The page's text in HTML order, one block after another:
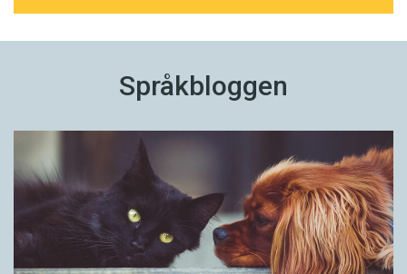
Språkbloggen